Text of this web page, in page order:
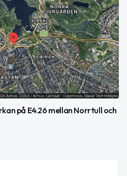
på E4.26 mellan Norrtull och